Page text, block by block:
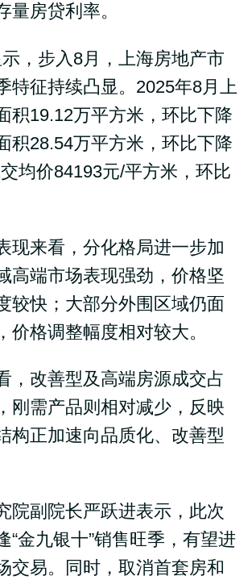
量房贷利率。
，步入8月，上海房地产市
特征持续凸显。2025年8月上
积19.12万平方米，环比下降
积28.54万平方米，环比下降
均价84193元/平方米，环比
现来看，分化格局进一步加
高端市场表现强劲，价格坚
较快；大部分外围区域仍面
价格调整幅度相对较大。
，改善型及高端房源成交占
刚需产品则相对减少，反映
构正加速向品质化、改善型
院副院长严跃进表示，此次
“金九银十”销售旺季，有望进
交易。同时，取消首套房和